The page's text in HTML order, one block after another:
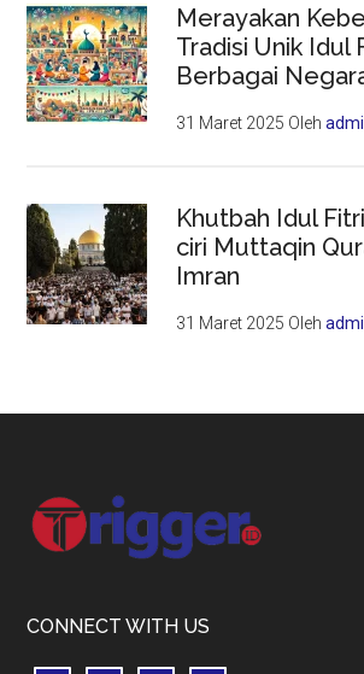
Merayakan
Tradisi Unik Idul
Berbagai
31 Maret 2025 Oleh
Khutbah Idul
ciri Muttaqin
Imran
31 Maret 2025 Oleh
Footer
CONNECT WITH US